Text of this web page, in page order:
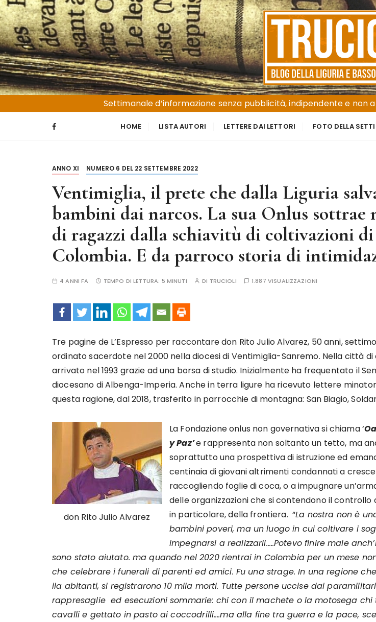
S
a
l
t
a
a
l
c
Trucioli
Liguria e Basso Piemonte
Settimanale d’informazione senza pubblicità, indipendente e non
HOME LISTA AUTORI LETTERE DAI LETTORI FOTO DELLA
ANNO XI NUMERO 6 DEL 22 SETTEMBRE 2022
Ventimiglia, il prete che dalla Liguria
bambini dai narcos. La sua Onlus sottrae
di ragazzi dalla schiavitù di coltivazioni
Colombia. E da parroco storia di
4 ANNI FA TEMPO DI LETTURA: 5 MINUTI DI TRUCIOLI 1.887 VISUALIZZAZIONI
Tre pagine de L’Espresso per raccontare don Rito Julio Alvarez, 50 anni, settimo
ordinato sacerdote nel 2000 nella diocesi di Ventimiglia-Sanremo. Nella città
arrivato nel 1993 grazie ad una borsa di studio. Inizialmente ha frequentato il
diocesano di Albenga-Imperia. Anche in terra ligure ha ricevuto lettere
questa ragione, dal 2018, trasferito in parrocchie di montagna: San Biagio,
don Rito Julio Alvarez
La Fondazione onlus non governativa si chiama ‘
y Paz’e rappresenta non soltanto un tetto, ma
soprattutto una prospettiva di istruzione ed
centinaia di giovani altrimenti condannati a
raccogliendo foglie di coca, o a impugnare
delle organizzazioni che si contendono il controllo
in particolare, della frontiera. “La nostra non è
bambini poveri, ma un luogo in cui coltivare i
impegnarsi a realizzarli…..Potevo finire male
sono stato aiutato. ma quando nel 2020 rientrai in Colombia per un mese
che celebrare i funerali di parenti ed amici. Fu una strage. In una regione
ila abitanti, si registrarono 10 mila morti. Tutte persone uccise dai
rappresaglie ed esecuzioni sommarie: chi con il machete o la motosega
cavalli e gettato in pasto ai coccodrilli….ma alla fine tra guerra e la pace,